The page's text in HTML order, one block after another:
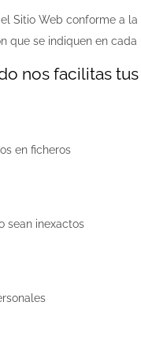
Sitio Web conforme a
que se indiquen en
nos facilitas
en ficheros
sean inexactos